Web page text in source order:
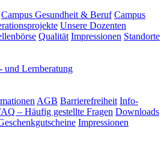
Campus Gesundheit & Beruf Campus
Unsere Dozenten
Qualität Impressionen Standorte
und Lernberatung
AGB Barrierefreiheit Info-
– Häufig gestellte Fragen Downloads
Impressionen